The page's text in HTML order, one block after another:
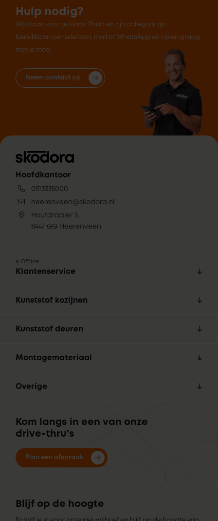
Hulp nodig?
Wij staan voor je klaar! Philip en zijn collega's zijn
bereikbaar per telefoon, mail of WhatsApp en kijken graag
met je mee.
Neem contact op
Hoofdkantoor
0513335000
heerenveen@skodora.nl
Houtdraaier 5,
8447 GG Heerenveen
Offline
Klantenservice
Kunststof kozijnen
Kunststof deuren
Montagemateriaal
Overige
Kom langs in een van onze
drive-thru's
Plan een afspraak
Blijf op de hoogte